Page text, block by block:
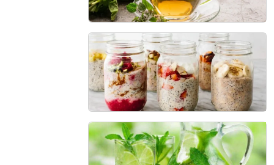
Chá para Eliminar Ansiedade
10 min - 1 porção
Overnight Chia
20 min - 1 porção